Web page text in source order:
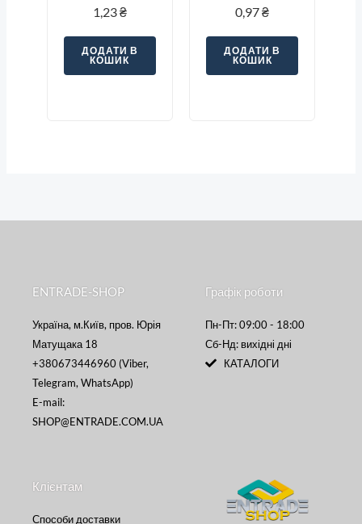
синій
1,23₴
ДОДАТИ В
КОШИК
червоний
0,97₴
ДОДАТИ В
КОШИК
ENTRADE-SHOP
Україна, м.Київ, пров. Юрія
Матущака 18
+380673446960 (Viber,
Telegram, WhatsApp)
E-mail:
SHOP@ENTRADE.COM.UA
Графік роботи
Пн-Пт: 09:00 - 18:00
Сб-Нд: вихідні дні
КАТАЛОГИ
Клієнтам
Способи доставки